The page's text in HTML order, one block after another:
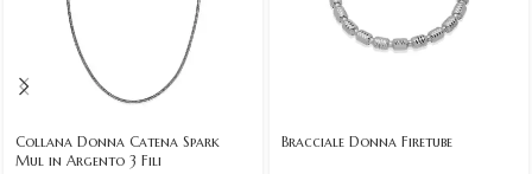
Collana Donna Catena Spark
Mul in Argento 3 Fili
Bracciale Donna Firetube